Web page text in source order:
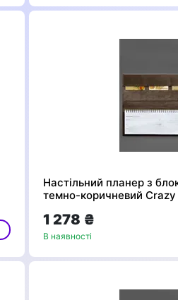
Настільний планер з
темно-коричневий Crazy
1 278 ₴
В наявності